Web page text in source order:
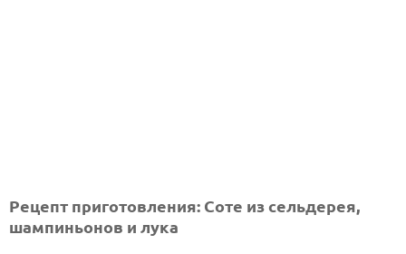
Рецепт приготовления: Соте из сельдерея,
шампиньонов и лука